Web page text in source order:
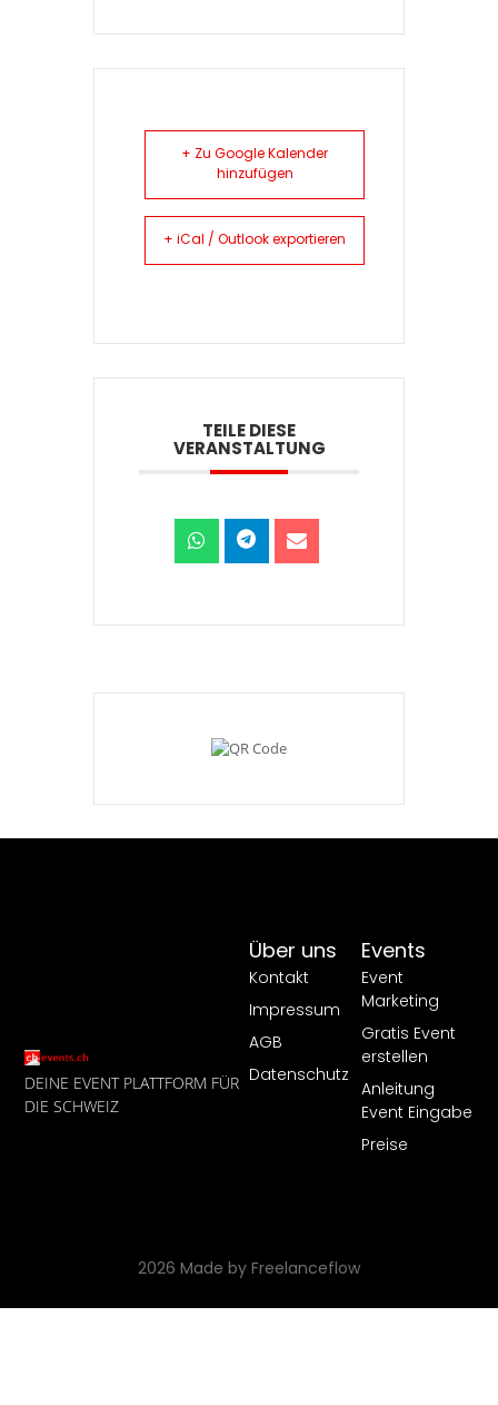
+ Zu Google Kalender
hinzufügen
+ iCal / Outlook exportieren
TEILE DIESE
VERANSTALTUNG
DEINE EVENT PLATTFORM FÜR
DIE SCHWEIZ
Events
Event
Marketing
Gratis Event
erstellen
Anleitung
Event Eingabe
Preise
Über uns
Kontakt
Impressum
AGB
Datenschutz
2026 Made by Freelanceflow